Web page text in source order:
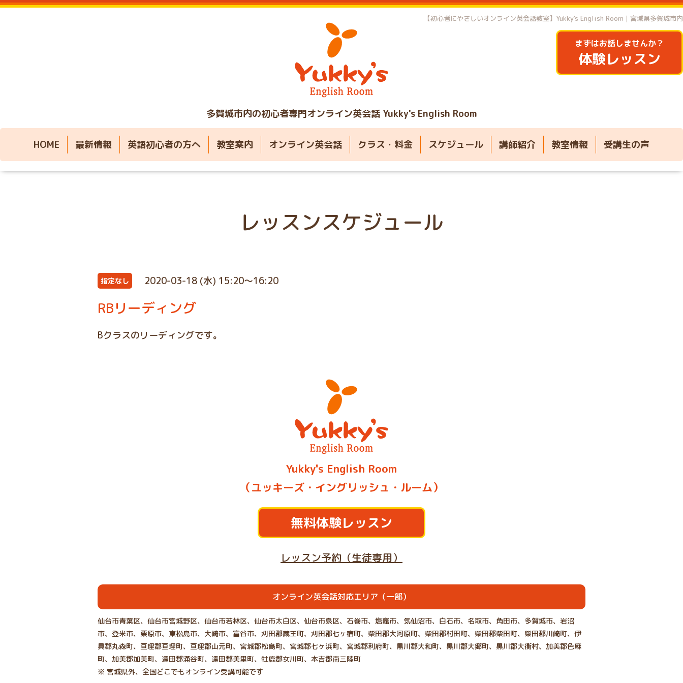
多賀城市内の初心者専門オンライン英会話 Yukky's English Room
【初心者にやさしいオンライン英会話教室】Yukky's English Room｜宮城県多賀城市内
まずはお話しませんか？
体験レッスン
HOME 最新情報 英語初心者の方へ 教室案内 オンライン英会話 クラス・料金 スケジュール 講師紹介 教室情報 受講生の声
レッスンスケジュール
指定なし 2020-03-18 (水) 15:20～16:20
RBリーディング
Bクラスのリーディングです。
Yukky's English Room
（ユッキーズ・イングリッシュ・ルーム）
無料体験レッスン
レッスン予約（生徒専用）
オンライン英会話対応エリア（一部）
仙台市青葉区、仙台市宮城野区、仙台市若林区、仙台市太白区、仙台市泉区、石巻市、塩竈市、気仙沼市、白石市、名取市、角田市、多賀城市、岩沼
市、登米市、栗原市、東松島市、大崎市、富谷市、刈田郡蔵王町、刈田郡七ヶ宿町、柴田郡大河原町、柴田郡村田町、柴田郡柴田町、柴田郡川崎町、伊
具郡丸森町、亘理郡亘理町、亘理郡山元町、宮城郡松島町、宮城郡七ヶ浜町、宮城郡利府町、黒川郡大和町、黒川郡大郷町、黒川郡大衡村、加美郡色麻
町、加美郡加美町、遠田郡涌谷町、遠田郡美里町、牡鹿郡女川町、本吉郡南三陸町
※ 宮城県外、全国どこでもオンライン受講可能です